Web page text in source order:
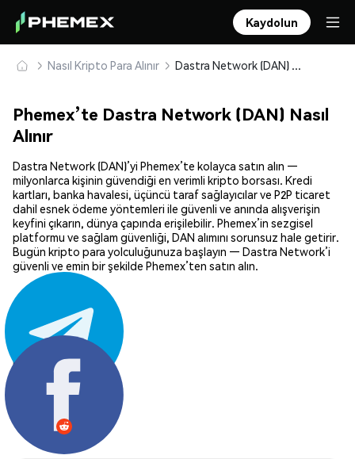
Kaydolun
Nasıl Kripto Para Alınır Dastra Network (DAN) Güvenle Satın Alın ve Saklayın
Phemex’te Dastra Network (DAN) Nasıl
Alınır
Dastra Network (DAN)’yi Phemex’te kolayca satın alın —
milyonlarca kişinin güvendiği en verimli kripto borsası. Kredi
kartları, banka havalesi, üçüncü taraf sağlayıcılar ve P2P ticaret
dahil esnek ödeme yöntemleri ile güvenli ve anında alışverişin
keyfini çıkarın, dünya çapında erişilebilir. Phemex’in sezgisel
platformu ve sağlam güvenliği, DAN alımını sorunsuz hale getirir.
Bugün kripto para yolculuğunuza başlayın — Dastra Network’i
güvenli ve emin bir şekilde Phemex’ten satın alın.
Paylaş: